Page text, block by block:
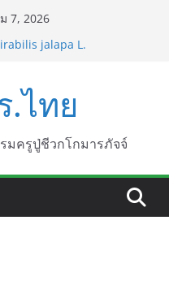
7, 2026
jalapa L.
วิทยาศาสตร์ Gomphrena
ตร์ Gomphrena
.ไทย
มครูปู่ชีวกโกมารภัจจ์